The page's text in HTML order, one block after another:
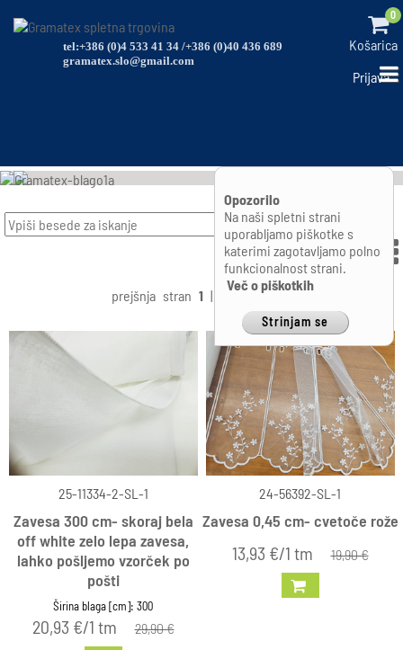
Opozorilo
Na naši spletni strani
uporabljamo piškotke s
katerimi zagotavljamo polno
funkcionalnost strani.
Več o piškotkih
Strinjam se
tel:+386 (0)4 533 41 34 /+386 (0)40 436 689
gramatex.slo@gmail.com
Košarica
0
Prijava
Išči
prejšnja stran 1 | naslednja
25-11334-2-SL-1
Zavesa 300 cm- skoraj bela
off white zelo lepa zavesa,
lahko pošljemo vzorček po
pošti
Širina blaga [cm]: 300
20,93 €/1 tm 29,90 €
24-56392-SL-1
Zavesa 0,45 cm- cvetoče rože
13,93 €/1 tm 19,90 €